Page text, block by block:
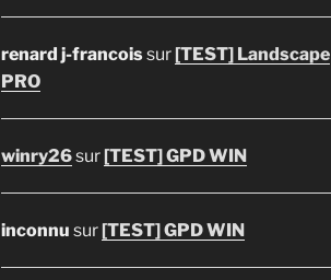
renard j-francoissur [TEST] Landscape
PRO
winry26sur [TEST] GPD WIN
inconnu sur [TEST] GPD WIN